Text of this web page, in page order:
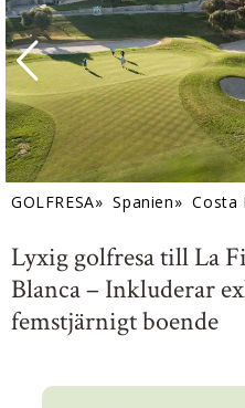
GOLFRESA» Spanien» Costa
Lyxig golfresa till La
Blanca – Inkluderar
femstjärnigt boende